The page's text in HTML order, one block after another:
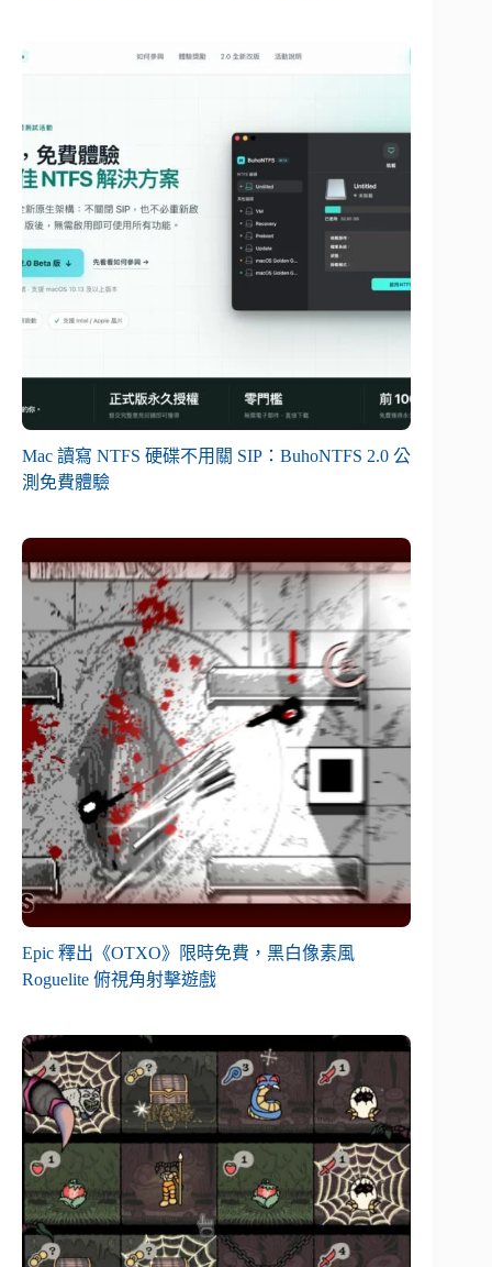
Mac 讀寫 NTFS 硬碟不用關 SIP：BuhoNTFS 2.0 公
測免費體驗
Epic 釋出《OTXO》限時免費，黑白像素風
Roguelite 俯視角射擊遊戲